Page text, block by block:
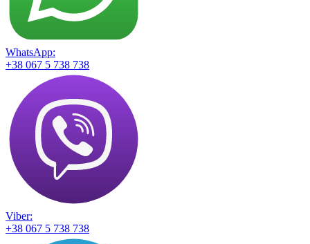
WhatsApp:
+38 067 5 738 738
Viber:
+38 067 5 738 738